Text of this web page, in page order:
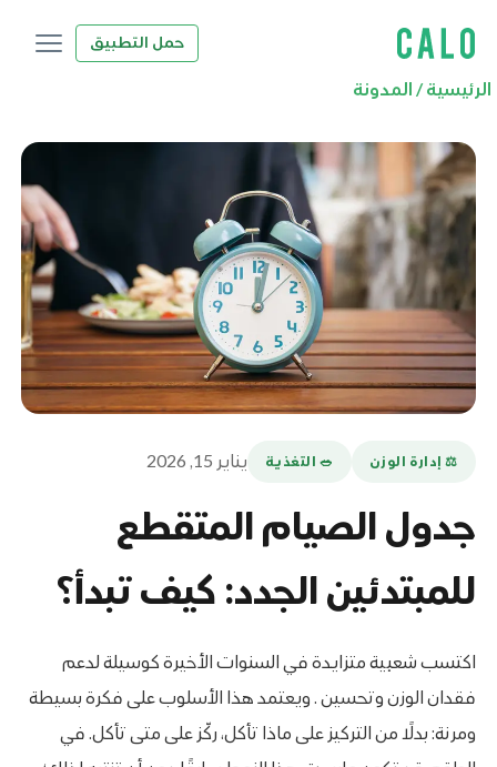
حمل التطبيق
الرئيسية/ المدونة
⚖️ إدارة الوزن 🥗 التغذية يناير 15, 2026
جدول الصيام المتقطع
للمبتدئين الجدد: كيف تبدأ؟
اكتسب شعبية متزايدة في السنوات الأخيرة كوسيلة لدعم
فقدان الوزن وتحسين . ويعتمد هذا الأسلوب على فكرة بسيطة
ومرنة: بدلًا من التركيز على ماذا تأكل، ركّز على متى تأكل. في